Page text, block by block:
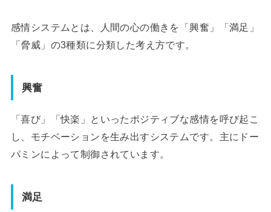
感情システムとは、人間の心の働きを「興奮」「満足」
「脅威」の3種類に分類した考え方です。
興奮
「喜び」「快楽」といったポジティブな感情を呼び起こ
し、モチベーションを生み出すシステムです。主にドー
パミンによって制御されています。
満足